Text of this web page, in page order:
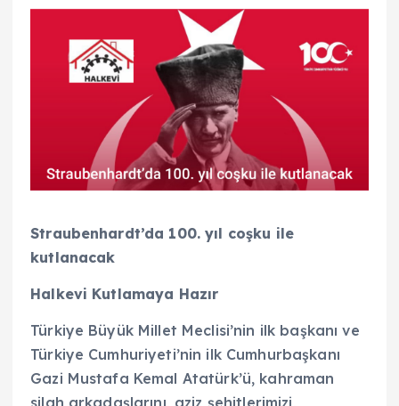
Straubenhardt’da 100. yıl coşku ile
kutlanacak
Halkevi Kutlamaya Hazır
Türkiye Büyük Millet Meclisi’nin ilk başkanı ve
Türkiye Cumhuriyeti’nin ilk Cumhurbaşkanı
Gazi Mustafa Kemal Atatürk’ü, kahraman